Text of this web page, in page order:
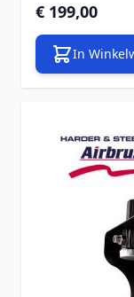
€ 199,00
In